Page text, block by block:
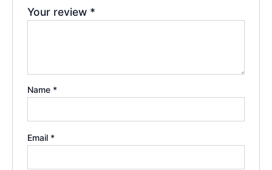
Your review *
Name *
Email *